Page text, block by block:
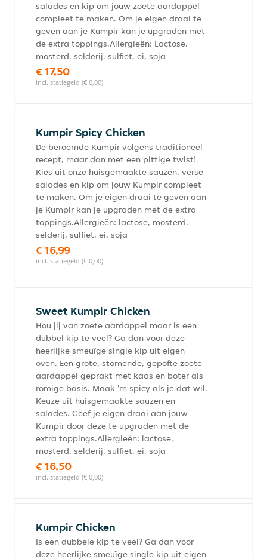
salades en kip om jouw zoete aardappel
compleet te maken. Om je eigen draai te
geven aan je Kumpir kan je upgraden met
de extra toppings.Allergieën: Lactose,
mosterd, selderij, sulfiet, ei, soja
€ 17,50
incl. statiegeld (€ 0,00)
Kumpir Spicy Chicken
De beroemde Kumpir volgens traditioneel
recept, maar dan met een pittige twist!
Kies uit onze huisgemaakte sauzen, verse
salades en kip om jouw Kumpir compleet
te maken. Om je eigen draai te geven aan
je Kumpir kan je upgraden met de extra
toppings.Allergieën: lactose, mosterd,
selderij, sulfiet, ei, soja
€ 16,99
incl. statiegeld (€ 0,00)
Sweet Kumpir Chicken
Hou jij van zoete aardappel maar is een
dubbel kip te veel? Ga dan voor deze
heerlijke smeuïge single kip uit eigen
oven. Een grote, stomende, gepofte zoete
aardappel geprakt met kaas en boter als
romige basis. Maak 'm spicy als je dat wil.
Keuze uit huisgemaakte sauzen en
salades. Geef je eigen draai aan jouw
Kumpir door deze te upgraden met de
extra toppings.Allergieën: lactose,
mosterd, selderij, sulfiet, ei, soja
€ 16,50
incl. statiegeld (€ 0,00)
Kumpir Chicken
Is een dubbele kip te veel? Ga dan voor
deze heerlijke smeuïge single kip uit eigen